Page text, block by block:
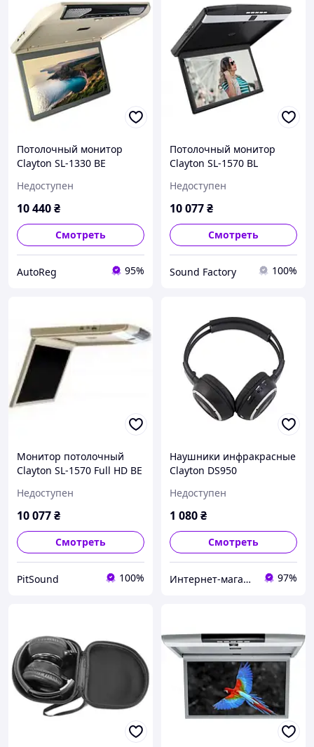
Потолочный монитор
Clayton SL-1330 BE
Недоступен
10 440₴
Смотреть
AutoReg 95%
Потолочный монитор
Clayton SL-1570 BL
Недоступен
10 077₴
Смотреть
Sound Factory 100%
Монитор потолочный
Clayton SL-1570 Full HD BE
Недоступен
10 077₴
Смотреть
PitSound 100%
Наушники инфракрасные
Clayton DS950
Недоступен
1 080₴
Смотреть
Интернет-магазин "Автоконтинент" 97%